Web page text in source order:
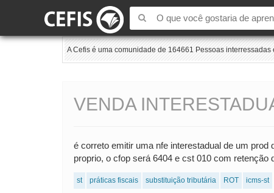
A Cefis é uma comunidade de 164661 Pessoas
VENDA
é correto emitir uma nfe interestadual de um
proprio, o cfop será 6404 e cst 010 com
st práticas fiscais substituição tributária ROT icms-st